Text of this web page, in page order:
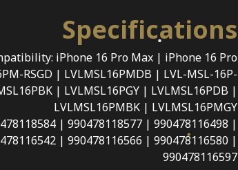
Specifications
iPhone 16 Pro Max | iPhone 16 Pro
RSGD | LVLMSL16PMDB | LVL-MSL-16P-
| LVLMSL16PGY | LVLMSL16PDB |
LVLMSL16PMBK | LVLMSL16PMGY
| 990478118577 | 990478116498 |
| 990478116566 | 990478116580 |
990478116597